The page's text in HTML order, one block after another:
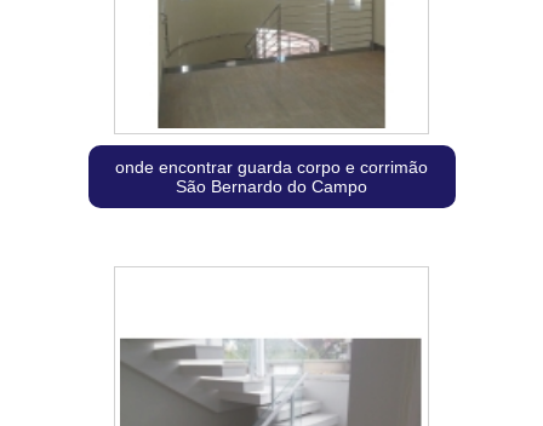
onde encontrar guarda corpo e corrimão
São Bernardo do Campo